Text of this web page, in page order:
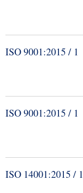
ISO 9001:2015 / 1
ISO 9001:2015 / 1
ISO 14001:2015 / 1